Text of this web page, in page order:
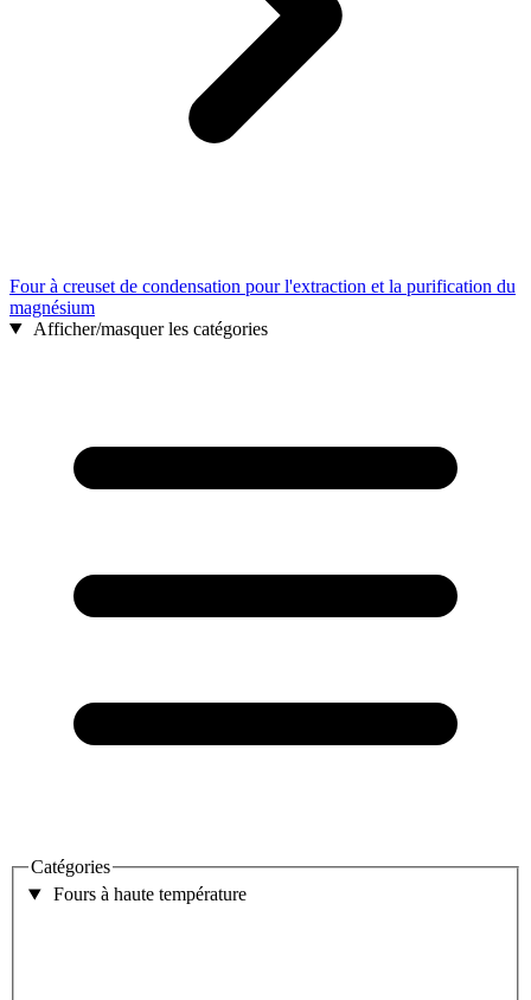
Four à creuset de condensation pour l'extraction et la purification du
magnésium
Afficher/masquer les catégories
Catégories
Fours à haute température